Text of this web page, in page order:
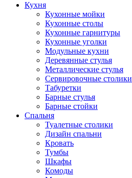
Кухня
Кухонные мойки
Кухонные столы
Кухонные гарнитуры
Кухонные уголки
Модульные кухни
Деревянные стулья
Металлические стулья
Сервировочные столики
Табуретки
Барные стулья
Барные стойки
Спальня
Туалетные столики
Дизайн спальни
Кровать
Тумбы
Шкафы
Комоды